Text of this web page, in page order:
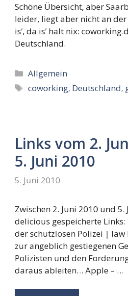
Schöne Übersicht, aber
leider, liegt aber nicht an
is‘, da is‘ halt nix:
Deutschland.
Kategorien
Allgemein
Schlagwörter
coworking, Deutschland,
Links vom 2.
5. Juni 2010
5. Juni 2010
Zwischen 2. Juni 2010 und 5.
delicious gespeicherte Links:
der schutzlosen Polizei | law
zur angeblich gestiegenen
Polizisten und den
daraus ableiten… Apple – …